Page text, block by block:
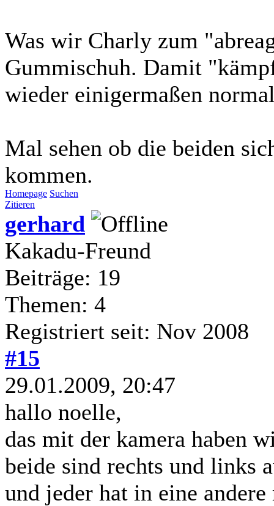
Was wir Charly zum
Gummischuh. Damit
wieder einigermaßen
Mal sehen ob die beiden
kommen.
Homepage Suchen
Zitieren
gerhard
Kakadu-Freund
Beiträge: 19
Themen: 4
Registriert seit: Nov 2008
#15
29.01.2009, 20:47
hallo noelle,
das mit der kamera haben
beide sind rechts und links
und jeder hat in eine